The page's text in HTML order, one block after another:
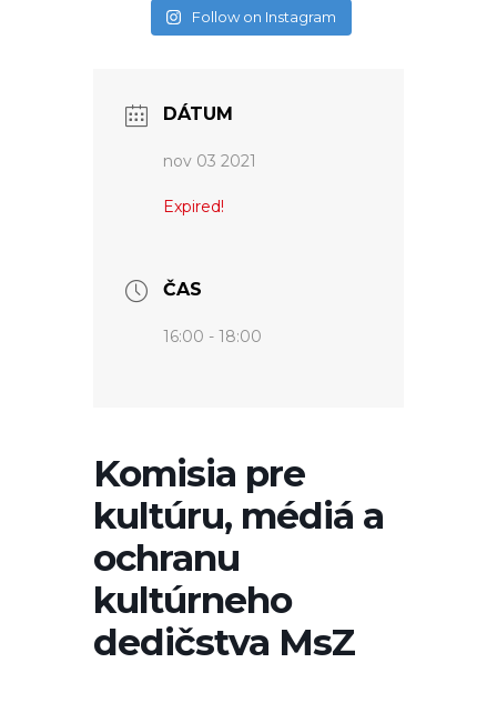
Follow on Instagram
DÁTUM
nov 03 2021
Expired!
ČAS
16:00 - 18:00
Komisia pre
kultúru, médiá a
ochranu
kultúrneho
dedičstva MsZ